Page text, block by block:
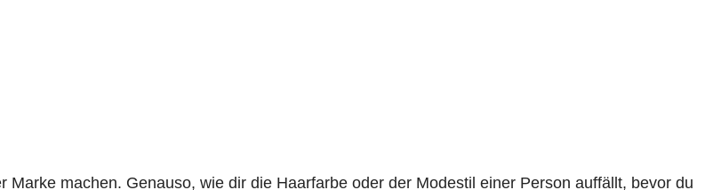
Marke machen. Genauso, wie dir die Haarfarbe oder der Modestil einer Person auffällt, bevor du